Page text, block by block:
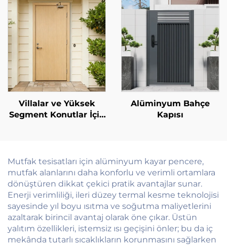
Ekstra İnce Çerçeveli,
Ses Yalıtımlı Ekran, Isı
Yalıtımı
Avlu Kapısı, Balkon
Dış Mekân Cam
Sürgülü Kapılar
Villalar ve Yüksek
Segment Konutlar İçin
Ceviz/Kiraz Ağacı
Desenli Katı Ahşap
Kapı
Alüminyum Bahçe
Kapısı
Mutfak tesisatları için alüminyum kayar pencere,
mutfak alanlarını daha konforlu ve verimli ortamlara
dönüştüren dikkat çekici pratik avantajlar sunar.
Enerji verimliliği, ileri düzey termal kesme teknolojisi
sayesinde yıl boyu ısıtma ve soğutma maliyetlerini
azaltarak birincil avantaj olarak öne çıkar. Üstün
yalıtım özellikleri, istemsiz ısı geçişini önler; bu da iç
mekânda tutarlı sıcaklıkların korunmasını sağlarken